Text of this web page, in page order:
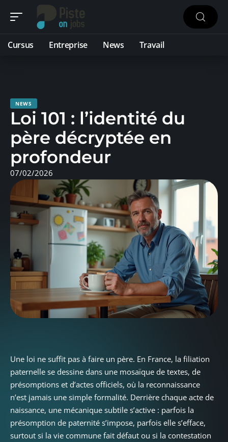
Cursus Entreprise News Travail
NEWS
Loi 101 : l’identité du
père décryptée en
profondeur
07/02/2026
Une loi ne suffit pas à faire un père. En France, la filiation
paternelle se dessine dans une mosaïque de textes, de
présomptions et d’actes officiels, où la reconnaissance
n’est jamais une simple formalité. Derrière chaque acte de
naissance, une mécanique subtile s’active : parfois la
présomption de paternité s’impose, parfois elle s’efface,
surtout si la vie commune fait défaut ou si la contestation